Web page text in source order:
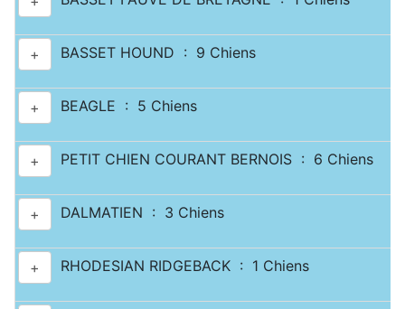
+ BASSET HOUND : 9 Chiens
+ BEAGLE : 5 Chiens
+ PETIT CHIEN COURANT BERNOIS : 6 Chiens
+ DALMATIEN : 3 Chiens
+ RHODESIAN RIDGEBACK : 1 Chiens